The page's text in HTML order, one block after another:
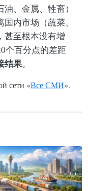
、金属、牲畜）
国内市场（蔬菜、
，甚至根本没有增
个百分点的差距
结果。
сети «Все СМИ».